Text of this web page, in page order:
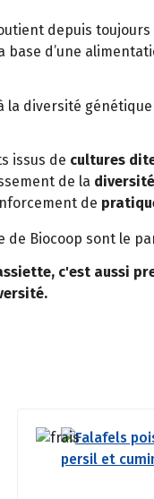
depuis
base d’une
la diversité
issus de cultures
de la
de
de Biocoop sont le
c'est aussi